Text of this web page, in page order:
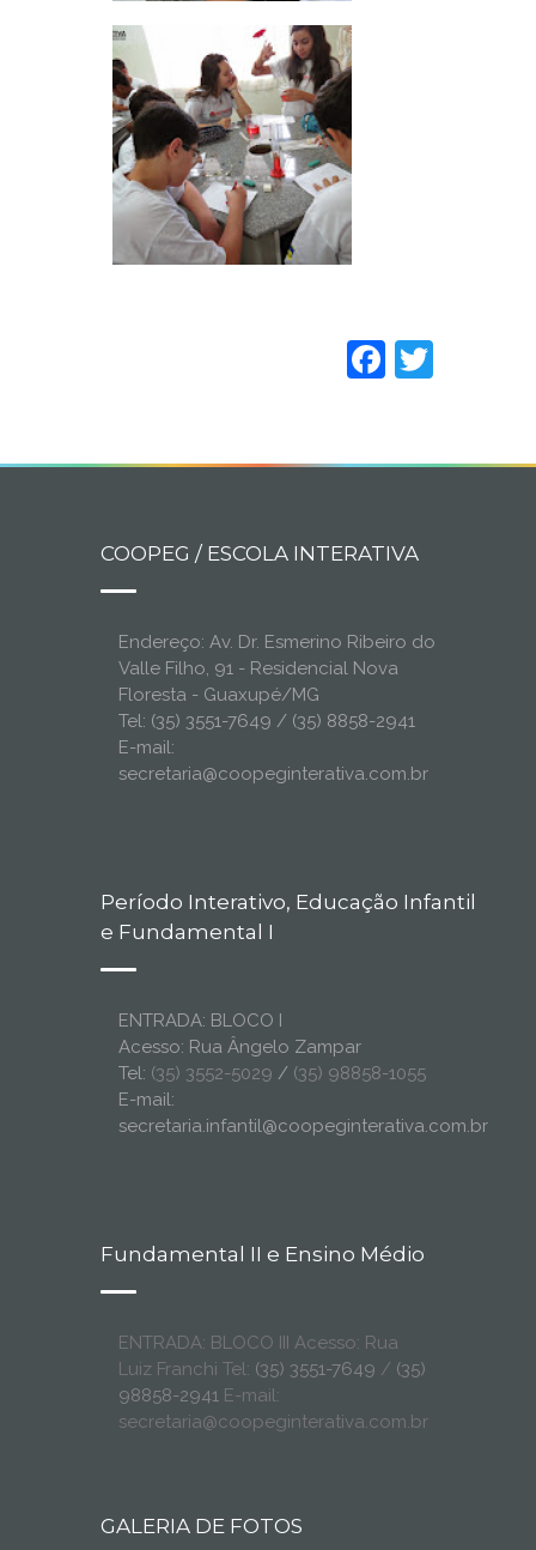
COOPEG / ESCOLA INTERATIVA
Endereço: Av. Dr. Esmerino Ribeiro do
Valle Filho, 91 - Residencial Nova
Floresta - Guaxupé/MG
Tel: (35) 3551-7649 / (35) 8858-2941
E-mail:
secretaria@coopeginterativa.com.br
Período Interativo, Educação Infantil
e Fundamental I
ENTRADA: BLOCO I
Acesso: Rua Ângelo Zampar
Tel: (35) 3552-5029 / (35) 98858-1055
E-mail:
secretaria.infantil@coopeginterativa.com.br
Fundamental II e Ensino Médio
ENTRADA: BLOCO III Acesso: Rua
Luiz Franchi Tel: (35) 3551-7649 / (35)
98858-2941 E-mail:
secretaria@coopeginterativa.com.br
GALERIA DE FOTOS